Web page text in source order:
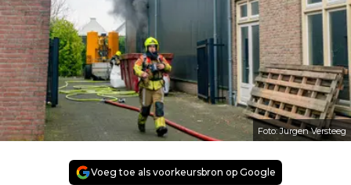
Foto: Jurgen Versteeg
Voeg toe als voorkeursbron op Google